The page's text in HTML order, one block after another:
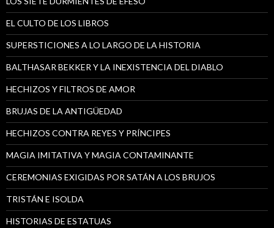
EL CULTO DE LOS LIBROS
SUPERSTICIONES A LO LARGO DE LA HISTORIA
BALTHASAR BEKKER Y LA INEXISTENCIA DEL DIABLO
HECHIZOS Y FILTROS DE AMOR
BRUJAS DE LA ANTIGÜEDAD
HECHIZOS CONTRA REYES Y PRÍNCIPES
MAGIA IMITATIVA Y MAGIA CONTAMINANTE
CEREMONIAS EXIGIDAS POR SATÁN A LOS BRUJOS
TRISTÁN E ISOLDA
HISTORIAS DE ESTATUAS